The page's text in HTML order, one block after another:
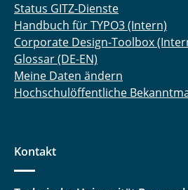
Status GITZ-Dienste
Handbuch für TYPO3 (Intern)
Corporate Design-Toolbox
Glossar (DE-EN)
Meine Daten ändern
Hochschulöffentliche
Kontakt